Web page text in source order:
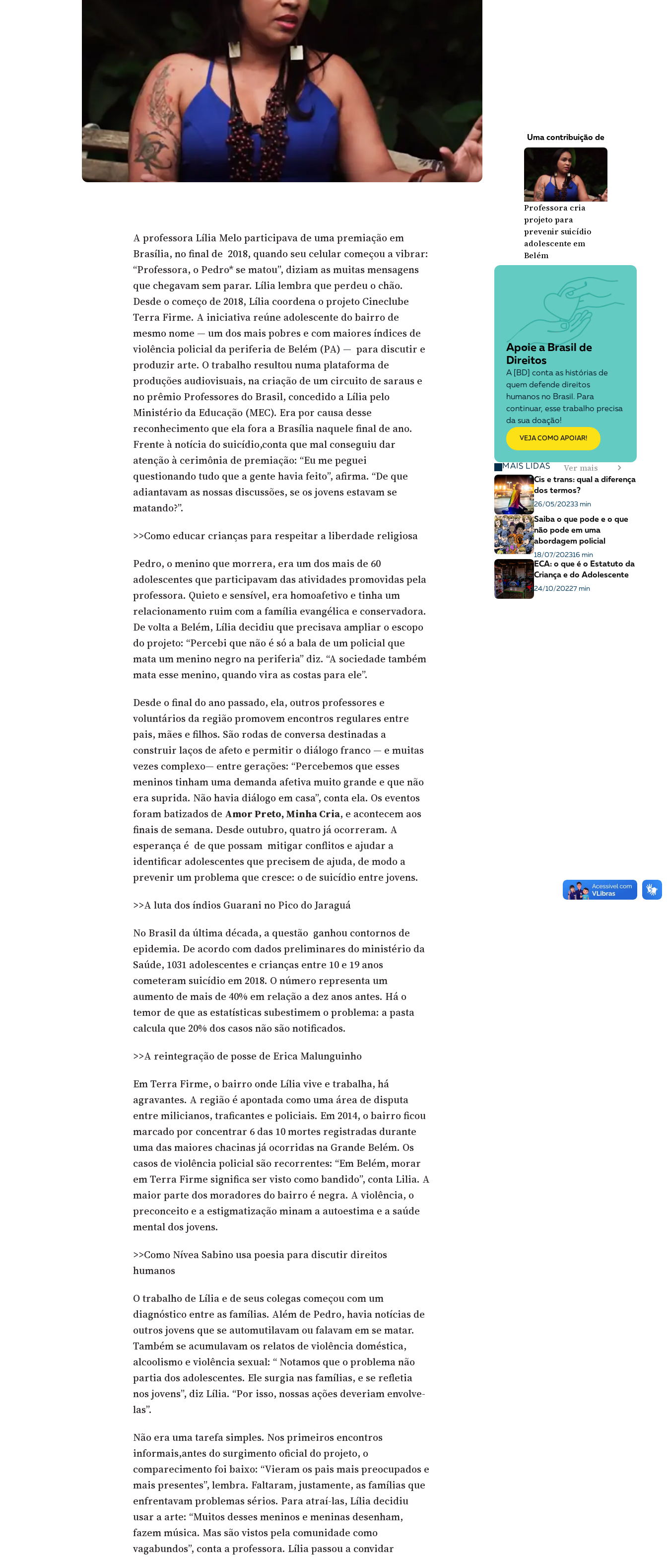
Tráfico de pessoas e trabalho escravo
A professora Lília Melo participava de uma premiação em
Brasília, no final de 2018, quando seu celular começou a vibrar:
“Professora, o Pedro* se matou”, diziam as muitas mensagens
que chegavam sem parar. Lília lembra que perdeu o chão.
Desde o começo de 2018, Lília coordena o projeto Cineclube
Terra Firme. A iniciativa reúne adolescente do bairro de
mesmo nome — um dos mais pobres e com maiores índices de
violência policial da periferia de Belém (PA) — para discutir e
produzir arte. O trabalho resultou numa plataforma de
produções audiovisuais, na criação de um circuito de saraus e
no prêmio Professores do Brasil, concedido a Lília pelo
Ministério da Educação (MEC). Era por causa desse
reconhecimento que ela fora a Brasília naquele final de ano.
Frente à notícia do suicídio,conta que mal conseguiu dar
atenção à cerimônia de premiação: “Eu me peguei
questionando tudo que a gente havia feito”, afirma. “De que
adiantavam as nossas discussões, se os jovens estavam se
matando?”.
>>Como educar crianças para respeitar a liberdade religiosa
Pedro, o menino que morrera, era um dos mais de 60
adolescentes que participavam das atividades promovidas pela
professora. Quieto e sensível, era homoafetivo e tinha um
relacionamento ruim com a família evangélica e conservadora.
De volta a Belém, Lília decidiu que precisava ampliar o escopo
do projeto: “Percebi que não é só a bala de um policial que
mata um menino negro na periferia” diz. “A sociedade também
mata esse menino, quando vira as costas para ele”.
Desde o final do ano passado, ela, outros professores e
voluntários da região promovem encontros regulares entre
pais, mães e filhos. São rodas de conversa destinadas a
construir laços de afeto e permitir o diálogo franco — e muitas
vezes complexo— entre gerações: “Percebemos que esses
meninos tinham uma demanda afetiva muito grande e que não
era suprida. Não havia diálogo em casa”, conta ela. Os eventos
foram batizados de Amor Preto, Minha Cria, e acontecem aos
finais de semana. Desde outubro, quatro já ocorreram. A
esperança é de que possam mitigar conflitos e ajudar a
identificar adolescentes que precisem de ajuda, de modo a
prevenir um problema que cresce: o de suicídio entre jovens.
>>A luta dos índios Guarani no Pico do Jaraguá
No Brasil da última década, a questão ganhou contornos de
epidemia. De acordo com dados preliminares do ministério da
Saúde, 1031 adolescentes e crianças entre 10 e 19 anos
cometeram suicídio em 2018. O número representa um
aumento de mais de 40% em relação a dez anos antes. Há o
temor de que as estatísticas subestimem o problema: a pasta
calcula que 20% dos casos não são notificados.
>>A reintegração de posse de Erica Malunguinho
Em Terra Firme, o bairro onde Lília vive e trabalha, há
agravantes. A região é apontada como uma área de disputa
entre milicianos, traficantes e policiais. Em 2014, o bairro ficou
marcado por concentrar 6 das 10 mortes registradas durante
uma das maiores chacinas já ocorridas na Grande Belém. Os
casos de violência policial são recorrentes: “Em Belém, morar
em Terra Firme significa ser visto como bandido”, conta Lilia. A
maior parte dos moradores do bairro é negra. A violência, o
preconceito e a estigmatização minam a autoestima e a saúde
mental dos jovens.
>>Como Nívea Sabino usa poesia para discutir direitos
humanos
O trabalho de Lília e de seus colegas começou com um
diagnóstico entre as famílias. Além de Pedro, havia notícias de
outros jovens que se automutilavam ou falavam em se matar.
Também se acumulavam os relatos de violência doméstica,
alcoolismo e violência sexual: “ Notamos que o problema não
partia dos adolescentes. Ele surgia nas famílias, e se refletia
nos jovens”, diz Lília. “Por isso, nossas ações deveriam envolve-
las”.
Não era uma tarefa simples. Nos primeiros encontros
informais,antes do surgimento oficial do projeto, o
comparecimento foi baixo: “Vieram os pais mais preocupados e
mais presentes”, lembra. Faltaram, justamente, as famílias que
enfrentavam problemas sérios. Para atraí-las, Lília decidiu
usar a arte: “Muitos desses meninos e meninas desenham,
fazem música. Mas são vistos pela comunidade como
vagabundos”, conta a professora. Lília passou a convidar
Uma contribuição de
Professora cria
projeto para
prevenir suicídio
adolescente em
Belém
Apoie a Brasil de
Direitos
A [BD] conta as histórias de
quem defende direitos
humanos no Brasil. Para
continuar, esse trabalho precisa
da sua doação!
VEJA COMO APOIAR!
MAIS LIDAS Ver mais
Cis e trans: qual a diferença
dos termos?
26/05/20233 min
Saiba o que pode e o que
não pode em uma
abordagem policial
18/07/202316 min
ECA: o que é o Estatuto da
Criança e do Adolescente
24/10/20227 min